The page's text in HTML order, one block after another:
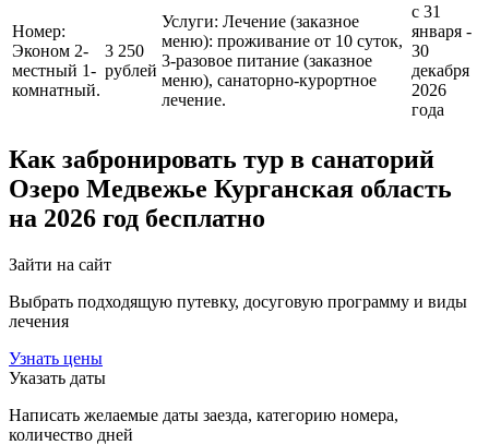
Номер:
Эконом 2-
местный 1-
комнатный.
3 250
рублей
Услуги: Лечение (заказное
меню): проживание от 10 суток,
3-разовое питание (заказное
меню), санаторно-курортное
лечение.
с 31
января -
30
декабря
2026
года
Как забронировать тур в санаторий
Озеро Медвежье Курганская область
на 2026 год бесплатно
Зайти на сайт
Выбрать подходящую путевку, досуговую программу и виды
лечения
Узнать цены
Указать даты
Написать желаемые даты заезда, категорию номера,
количество дней